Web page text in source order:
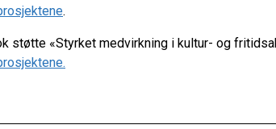
.
støtte «Styrket medvirkning i kultur- og